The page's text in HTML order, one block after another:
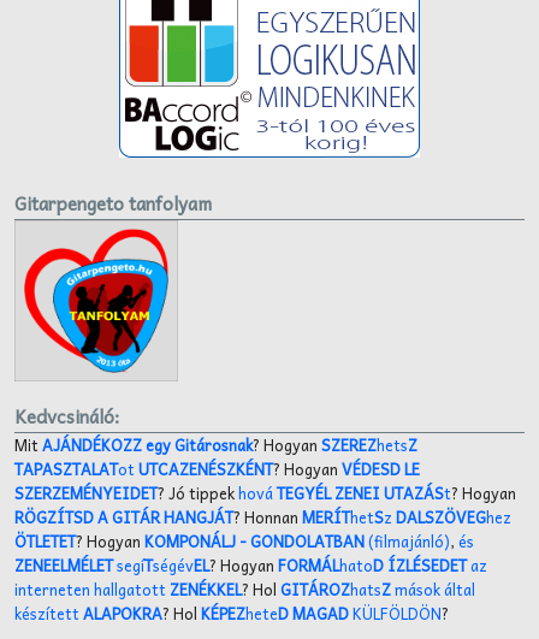
Gitarpengeto tanfolyam
Kedvcsináló:
MitAJÁNDÉKOZZ egy Gitárosnak? HogyanSZEREZhetsZ
TAPASZTALATotUTCAZENÉSZKÉNT? HogyanVÉDESD LE
SZERZEMÉNYEIDET? Jó tippekhováTEGYÉL ZENEI UTAZÁSt? Hogyan
RÖGZÍTSD A GITÁR HANGJÁT? HonnanMERÍThetSzDALSZÖVEGhez
ÖTLETET? HogyanKOMPONÁLJ- GONDOLATBAN(filmajánló),és
ZENEELMÉLETsegíTségévEL? HogyanFORMÁLhatoD ÍZLÉSEDETaz
interneten hallgatott ZENÉKKEL? HolGITÁROZhatsZmások által
készítettALAPOKRA? HolKÉPEZheteD MAGADKÜLFÖLDÖN?